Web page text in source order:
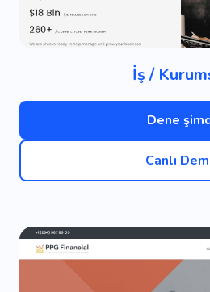
İş /
Dene
Canlı